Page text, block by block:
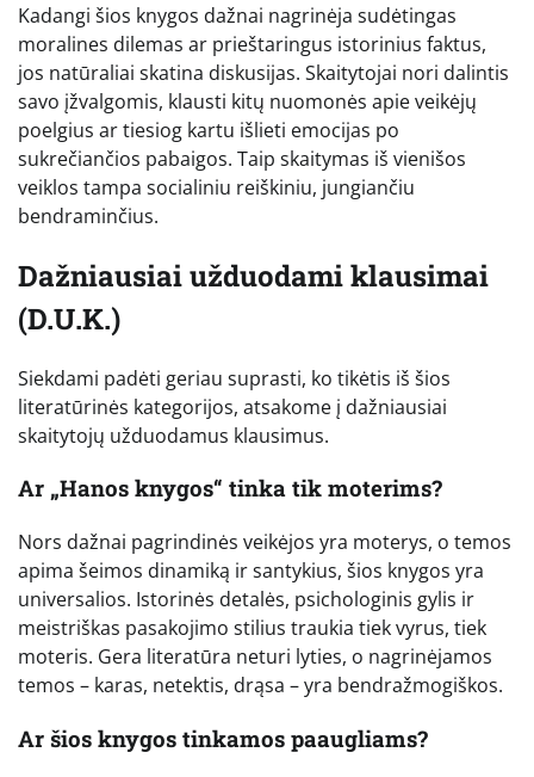
Kadangi šios knygos dažnai nagrinėja sudėtingas
moralines dilemas ar prieštaringus istorinius faktus,
jos natūraliai skatina diskusijas. Skaitytojai nori dalintis
savo įžvalgomis, klausti kitų nuomonės apie veikėjų
poelgius ar tiesiog kartu išlieti emocijas po
sukrečiančios pabaigos. Taip skaitymas iš vienišos
veiklos tampa socialiniu reiškiniu, jungiančiu
bendraminčius.
Dažniausiai užduodami klausimai
(D.U.K.)
Siekdami padėti geriau suprasti, ko tikėtis iš šios
literatūrinės kategorijos, atsakome į dažniausiai
skaitytojų užduodamus klausimus.
Ar „Hanos knygos“ tinka tik moterims?
Nors dažnai pagrindinės veikėjos yra moterys, o temos
apima šeimos dinamiką ir santykius, šios knygos yra
universalios. Istorinės detalės, psichologinis gylis ir
meistriškas pasakojimo stilius traukia tiek vyrus, tiek
moteris. Gera literatūra neturi lyties, o nagrinėjamos
temos – karas, netektis, drąsa – yra bendražmogiškos.
Ar šios knygos tinkamos paaugliams?